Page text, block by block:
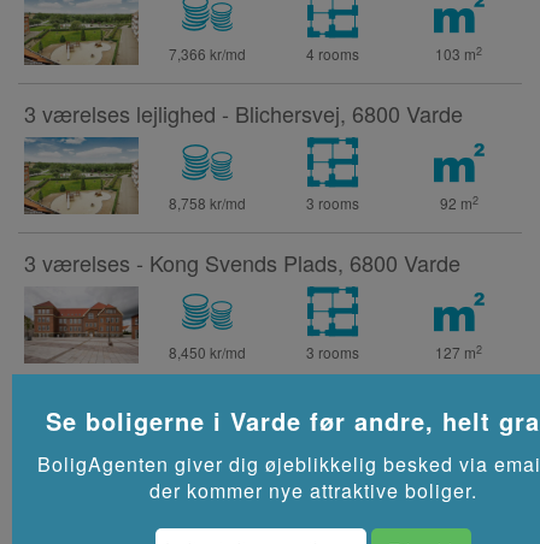
7,366 kr/md 4 rooms 103 m2
3 værelses lejlighed - Blichersvej, 6800 Varde
8,758 kr/md 3 rooms 92 m2
3 værelses - Kong Svends Plads, 6800 Varde
8,450 kr/md 3 rooms 127 m2
3 værelses lejlighed - Egernvej, 6800 Varde
6,046 kr/md 3 rooms 96m 2
Se boligerne i Varde før andre, helt
BoligAgenten giver dig øjeblikkelig besked via
der kommer nye attraktive boliger.